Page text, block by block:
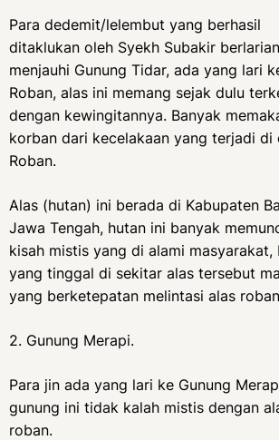
Para dedemit/lelembut yang berhasil
ditaklukan oleh Syekh Subakir berlarian
menjauhi Gunung Tidar, ada yang lari
Roban, alas ini memang sejak dulu
dengan kewingitannya. Banyak
korban dari kecelakaan yang terjadi di
Roban.
Alas (hutan) ini berada di Kabupaten
Jawa Tengah, hutan ini banyak
kisah mistis yang di alami masyarakat,
yang tinggal di sekitar alas tersebut
yang berketepatan melintasi alas
2. Gunung Merapi.
Para jin ada yang lari ke Gunung
gunung ini tidak kalah mistis dengan
roban.